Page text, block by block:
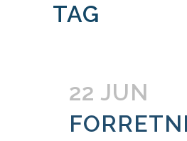
TAG
22 JUN